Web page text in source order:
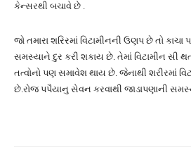
કેન્સરથી બચાવે છે .
જો તમારા શરિરમાં વિટામીનની ઉણપ છે તો
સમસ્યાને દુર કરી શકાય છે. તેમાં વિટામીન સી
તત્વોનો પણ સમાવેશ થાય છે. જેનાથી શરીરમાં
છે.રોજ પપૈયાનુ સેવન કરવાથી જાડાપણાની